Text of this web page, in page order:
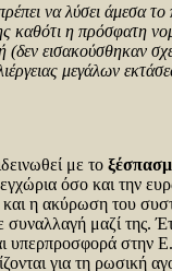
να λύσει άμεσα
καθότι η πρόσφατη
(δεν εισακούσθηκαν
μεγάλων
με το
όσο και την
η ακύρωση του
μαζί της.
υπερπροσφορά στην
για τη ρωσική